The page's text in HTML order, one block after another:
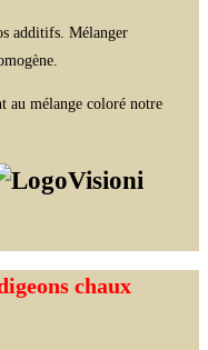
additifs. Mélanger
au mélange coloré notre
chaux